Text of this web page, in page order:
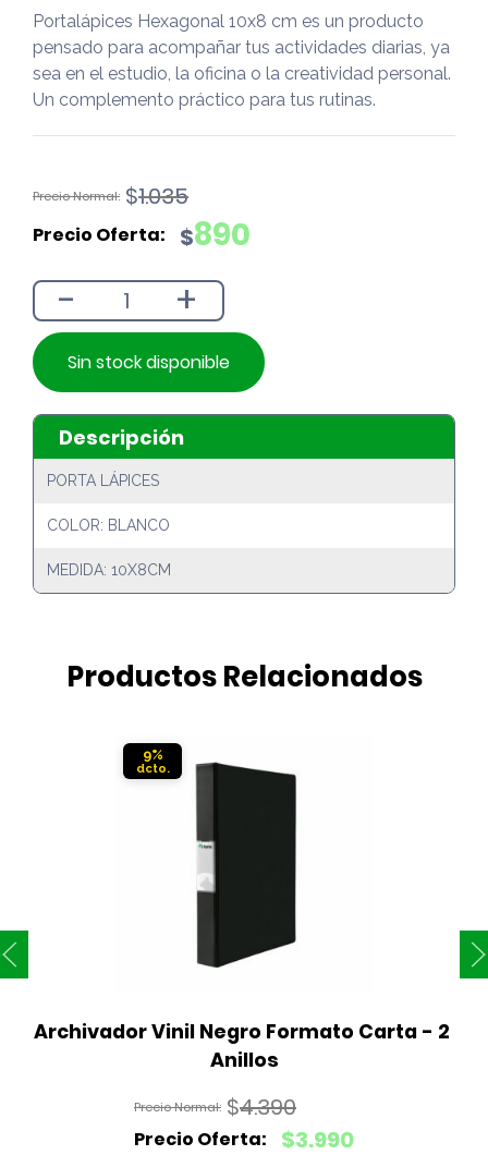
Portalápices Hexagonal 10x8 cm es un producto
pensado para acompañar tus actividades diarias, ya
sea en el estudio, la oficina o la creatividad personal.
Un complemento práctico para tus rutinas.
$1.035
El
original
$1.035.
$890
El
actual
$890.
- +
Sin stock disponible
Descripción
PORTA LÁPICES
COLOR: BLANCO
MEDIDA: 10X8CM
Productos Relacionados
9%
Archivador Vinil Negro Formato Carta - 2
Anillos
$4.390
El
$3.990